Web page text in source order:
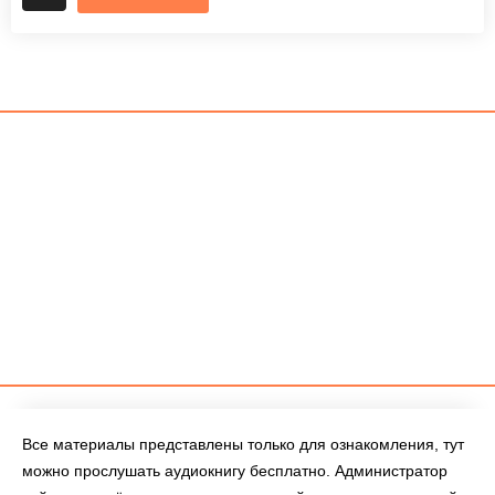
Все материалы представлены только для ознакомления, тут
можно прослушать аудиокнигу бесплатно. Администратор